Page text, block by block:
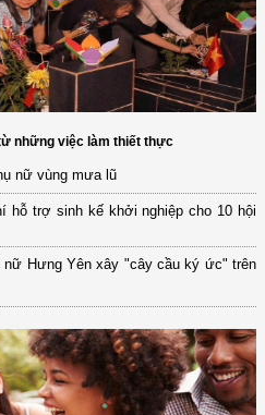
những việc làm thiết thực
nữ vùng mưa lũ
hỗ trợ sinh kế khởi nghiệp cho 10 hội
nữ Hưng Yên xây "cây cầu ký ức" trên